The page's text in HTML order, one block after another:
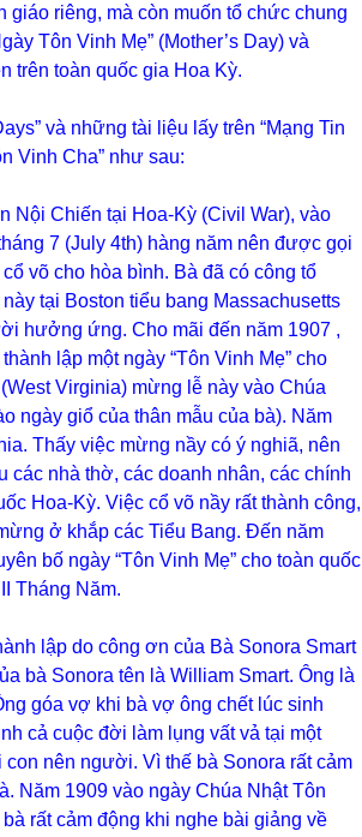
riêng, mà còn muốn tổ chức chung
Tôn Vinh Mẹ” (Mother’s Day) và
trên toàn quốc gia Hoa Kỳ.
và những tài liệu lấy trên “Mạng Tin
Vinh Cha” như sau:
Chiến tại Hoa-Kỳ (Civil War), vào
7 (July 4th) hàng năm nên được gọi
cổ võ cho hòa bình. Bà đã có công tổ
tại Boston tiểu bang Massachusetts
hưởng ứng. Cho mãi đến năm 1907 ,
lập một ngày “Tôn Vinh Mẹ” cho
Virginia) mừng lễ này vào Chúa
ngày giổ của thân mẫu của bà). Năm
Thấy việc mừng nầy có ý nghiã, nên
các nhà thờ, các doanh nhân, các chính
Hoa-Kỳ. Việc cổ võ nầy rất thành công,
ở khắp các Tiểu Bang. Đến năm
bố ngày “Tôn Vinh Mẹ” cho toàn quốc
Tháng Năm.
lập do công ơn của Bà Sonora Smart
bà Sonora tên là William Smart. Ông là
góa vợ khi bà vợ ông chết lúc sinh
cả cuộc đời làm lụng vất vả tại một
nên người. Vì thế bà Sonora rất cảm
Năm 1909 vào ngày Chúa Nhật Tôn
rất cảm động khi nghe bài giảng về